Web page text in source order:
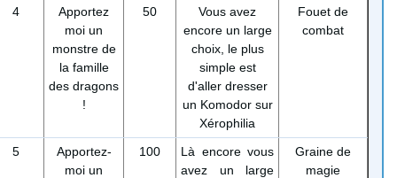
4
Apportez
moi un
monstre de
la famille
des dragons
!
50
Vous avez
encore un large
choix, le plus
simple est
d'aller dresser
un Komodor sur
Xérophilia
Fouet de
combat
5
Apportez-
moi un
100
Là encore vous
avez un large
Graine de
magie